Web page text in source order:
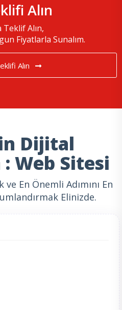
Alın
Teklif Alın,
Fiyatlarla Sunalım.
Alın
Dijital
Web Sitesi
En Önemli Adımını En
Elinizde.